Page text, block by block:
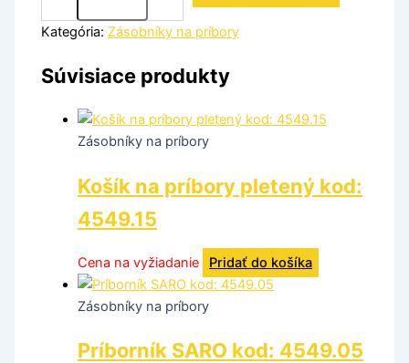
Kategória: Zásobníky na príbory
Súvisiace produkty
Zásobníky na príbory
Košík na príbory pletený kod:
4549.15
Cena na vyžiadanie Pridať do košíka
Zásobníky na príbory
Príborník SARO kod: 4549.05